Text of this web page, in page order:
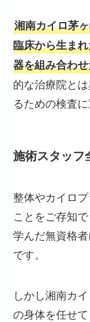
湘南カイロ茅
臨床から生ま
器を組み合わ
的な治療院と
るための検査
施術スタッフ
整体やカイロ
ことをご存知
学んだ無資格
です。
しかし湘南カ
の身体を任せ